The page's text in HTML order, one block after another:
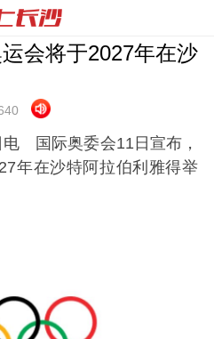
会将于2027年在沙
国际奥委会11日宣布，
年在沙特阿拉伯利雅得举